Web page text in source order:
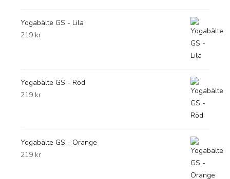
Yogabälte GS - Lila
219 kr
Yogabälte GS - Röd
219 kr
Yogabälte GS - Orange
219 kr